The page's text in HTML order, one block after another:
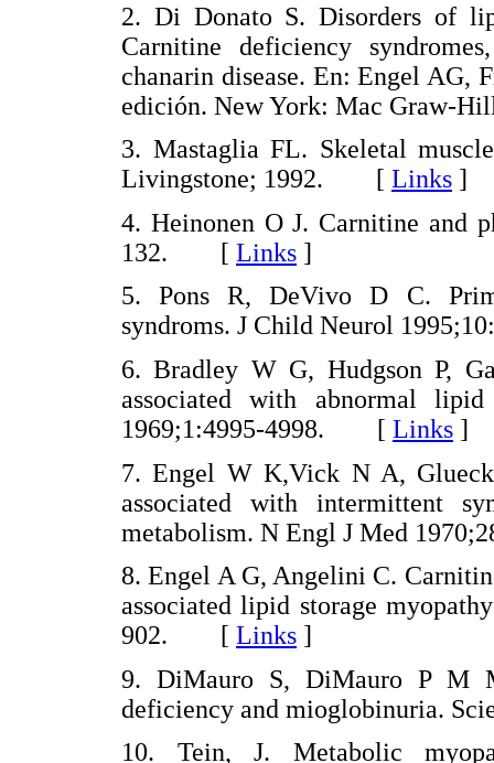
2. Di Donato S. Disorders of
Carnitine deficiency
chanarin disease. En: Engel AG,
edición. New York: Mac
3. Mastaglia FL. Skeletal
Livingstone; 1992. [ Links ]
4. Heinonen O J. Carnitine and
132. [ Links ]
5. Pons R, DeVivo D C.
syndroms. J Child Neurol
6. Bradley W G, Hudgson P,
associated with abnormal
1969;1:4995-4998. [ Links ]
7. Engel W K,Vick N A,
associated with intermittent
metabolism. N Engl J Med
8. Engel A G, Angelini C.
associated lipid storage
902. [ Links ]
9. DiMauro S, DiMauro P M
deficiency and mioglobinuria.
10. Tein, J. Metabolic